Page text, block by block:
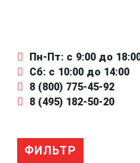
Пн-Пт: с 9:00 до
Сб: с 10:00 до 14:00
8 (800) 775-45-92
8 (495) 182-50-20
ФИЛЬТР